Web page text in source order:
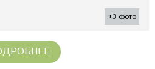
+3 фото